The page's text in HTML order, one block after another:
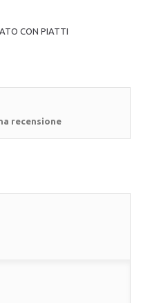
CON PIATTI
recensione